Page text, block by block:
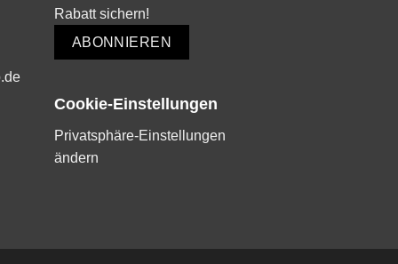
Rabatt sichern!
ABONNIEREN
Cookie-Einstellungen
Privatsphäre-Einstellungen
ändern